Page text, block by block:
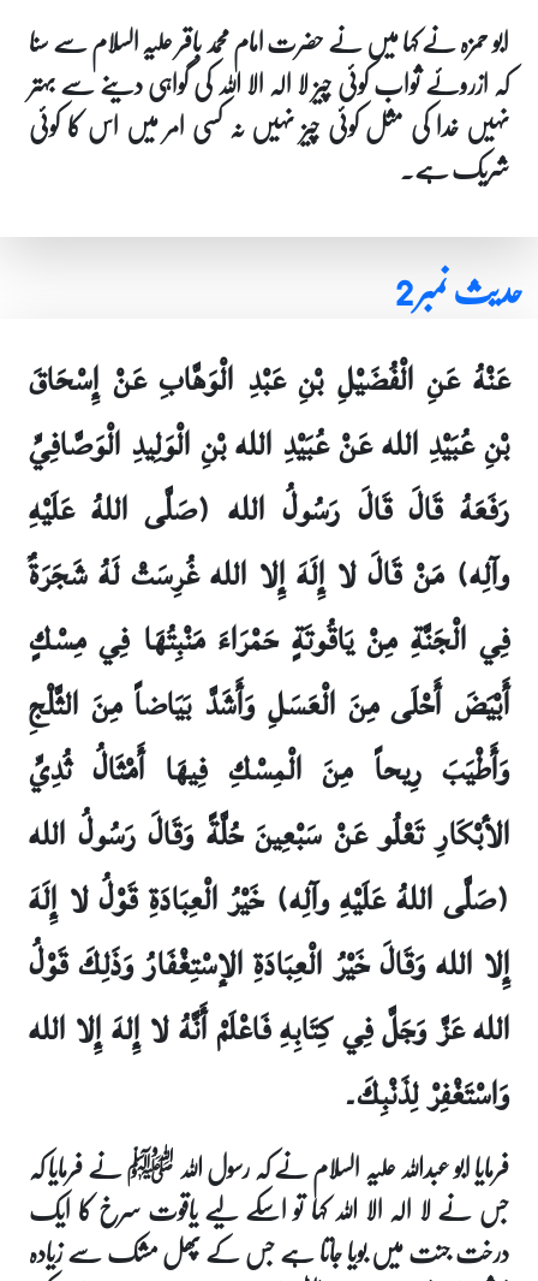
ابو حمزہ نے کہا میں نے حضرت امام محمد باقر علیہ السلام سے سنا
کہ ازروئے ثواب کوئی چیز لا الہ الا اللہ کی گواہی دینے سے بہتر
نہیں خدا کی مثل کوئی چیز نہیں نہ کسی امر میں اس کا کوئی
شریک ہے۔
حدیث نمبر 2
عَنْهُ عَنِ الْفُضَيْلِ بْنِ عَبْدِ الْوَهَّابِ عَنْ إِسْحَاقَ
بْنِ عُبَيْدِ الله عَنْ عُبَيْدِ الله بْنِ الْوَلِيدِ الْوَصَّافِيِّ
رَفَعَهُ قَالَ قَالَ رَسُولُ الله (صَلَّى اللهُ عَلَيْهِ
وآلِه) مَنْ قَالَ لا إِلَهَ إِلا الله غُرِسَتْ لَهُ شَجَرَةٌ
فِي الْجَنَّةِ مِنْ يَاقُوتَةٍ حَمْرَاءَ مَنْبِتُهَا فِي مِسْكٍ
أَبْيَضَ أَحْلَى مِنَ الْعَسَلِ وَأَشَدَّ بَيَاضاً مِنَ الثَّلْجِ
وَأَطْيَبَ رِيحاً مِنَ الْمِسْكِ فِيهَا أَمْثَالُ ثُدِيِّ
الأبْكَارِ تَعْلُو عَنْ سَبْعِينَ حُلَّةً وَقَالَ رَسُولُ الله
(صَلَّى اللهُ عَلَيْهِ وآلِه) خَيْرُ الْعِبَادَةِ قَوْلُ لا إِلَهَ
إِلا الله وَقَالَ خَيْرُ الْعِبَادَةِ الإسْتِغْفَارُ وَذَلِكَ قَوْلُ
الله عَزَّ وَجَلَّ فِي كِتَابِهِ فَاعْلَمْ أَنَّهُ لا إِلهَ إِلا الله
وَاسْتَغْفِرْ لِذَنْبِكَ۔
فرمایا ابو عبداللہ علیہ السلام نے کہ رسول اللہ ﷺ نے فرمایا کہ
جس نے لا الہ الا اللہ کہا تو اسکے لیے یاقوت سرخ کا ایک
درخت جنت میں بویا جاتا ہے جس کے پھل مشک سے زیادہ